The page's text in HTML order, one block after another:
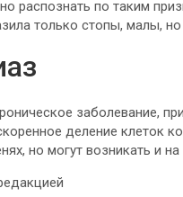
распознать по таким
только стопы, малы,
заболевание,
деление клеток
но могут возникать и на